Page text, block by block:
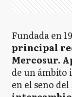
Fundada en
principal
Mercosur.
de un ámbito
en el seno